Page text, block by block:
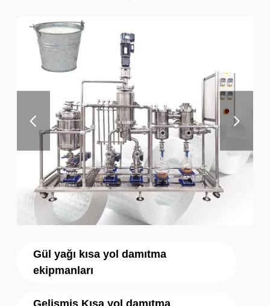
Gül yağı kısa yol damıtma
ekipmanları
Gelişmiş Kısa yol damıtma